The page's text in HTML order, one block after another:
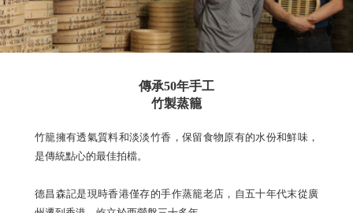
傳承50年手工
竹製蒸籠
竹籠擁有透氣質料和淡淡竹香，保留食物原有的水份和鮮味，
是傳統點心的最佳拍檔。
德昌森記是現時香港僅存的手作蒸籠老店，自五十年代末從廣